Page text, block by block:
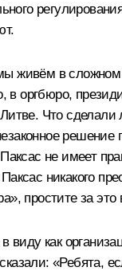
живём в
в оргбюро,
Что
не имеет
никакого
простите за
как
«Ребята,